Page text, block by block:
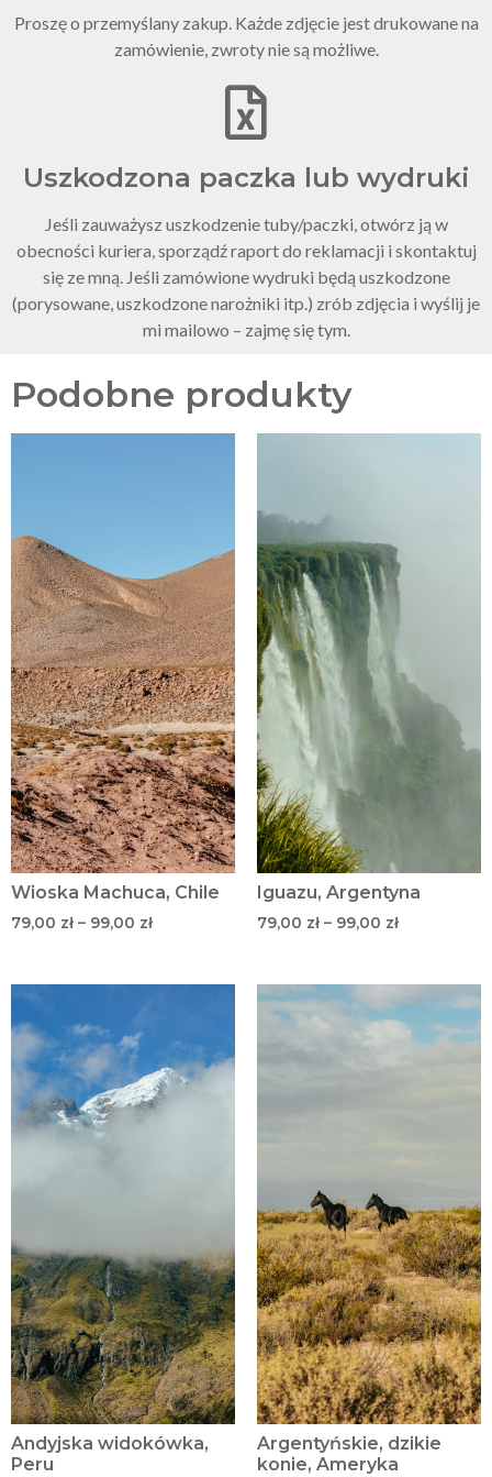
Proszę o przemyślany zakup. Każde zdjęcie jest drukowane na
zamówienie, zwroty nie są możliwe.
Uszkodzona paczka lub wydruki
Jeśli zauważysz uszkodzenie tuby/paczki, otwórz ją w
obecności kuriera, sporządź raport do reklamacji i skontaktuj
się ze mną. Jeśli zamówione wydruki będą uszkodzone
(porysowane, uszkodzone narożniki itp.) zrób zdjęcia i wyślij je
mi mailowo – zajmę się tym.
Podobne produkty
Wioska Machuca, Chile
79,00 zł– 99,00 zł
Iguazu, Argentyna
79,00 zł– 99,00 zł
Andyjska widokówka,
Peru
Argentyńskie, dzikie
konie, Ameryka